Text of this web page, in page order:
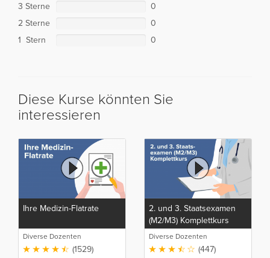
3 Sterne
0
2 Sterne
0
1 Stern
0
Diese Kurse könnten Sie
interessieren
Ihre Medizin-Flatrate
Diverse Dozenten
(1529)
2. und 3. Staatsexamen
(M2/M3) Komplettkurs
Diverse Dozenten
(447)